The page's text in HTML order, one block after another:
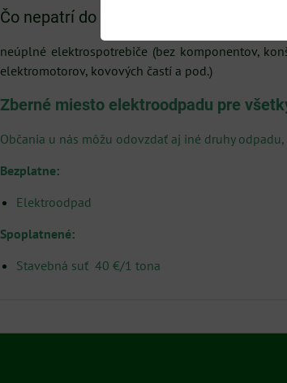
Čo nepatrí do elektroodpadu
neúplné elektrospotrebiče (bez komponentov,
elektromotorov, kovových častí a pod.)
Zberné miesto elektroodpadu pre
Občania u nás môžu odovzdať aj iné druhy
Bezplatne:
Elektroodpad
Spoplatnené:
Stavebná suť 40 €/1 tona